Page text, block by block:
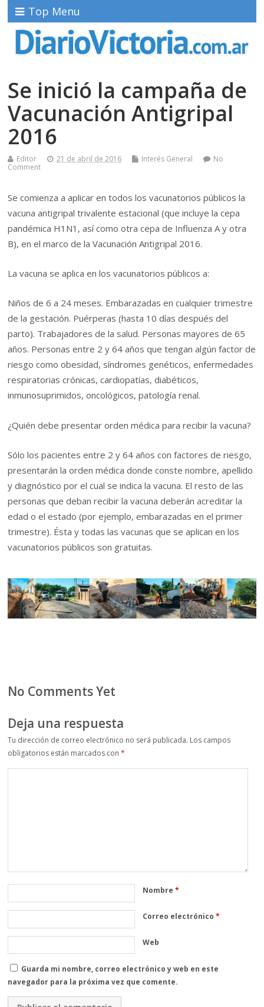
Top Menu
Se inició la campaña de
Vacunación Antigripal
2016
Editor 21 de abril de 2016 Interés General
No
Comment
Se comienza a aplicar en todos los vacunatorios públicos la
vacuna antigripal trivalente estacional (que incluye la cepa
pandémica H1N1, así como otra cepa de Influenza A y otra
B), en el marco de la Vacunación Antigripal 2016.
La vacuna se aplica en los vacunatorios públicos a:
Niños de 6 a 24 meses. Embarazadas en cualquier trimestre
de la gestación. Puérperas (hasta 10 días después del
parto). Trabajadores de la salud. Personas mayores de 65
años. Personas entre 2 y 64 años que tengan algún factor de
riesgo como obesidad, síndromes genéticos, enfermedades
respiratorias crónicas, cardiopatías, diabéticos,
inmunosuprimidos, oncológicos, patología renal.
¿Quién debe presentar orden médica para recibir la vacuna?
Sólo los pacientes entre 2 y 64 años con factores de riesgo,
presentarán la orden médica donde conste nombre, apellido
y diagnóstico por el cual se indica la vacuna. El resto de las
personas que deban recibir la vacuna deberán acreditar la
edad o el estado (por ejemplo, embarazadas en el primer
trimestre). Ésta y todas las vacunas que se aplican en los
vacunatorios públicos son gratuitas.
No Comments Yet
Deja una respuesta
Tu dirección de correo electrónico no será publicada. Los campos
obligatorios están marcados con*
Nombre*
Correo electrónico*
Web
Guarda mi nombre, correo electrónico y web en este
navegador para la próxima vez que comente.